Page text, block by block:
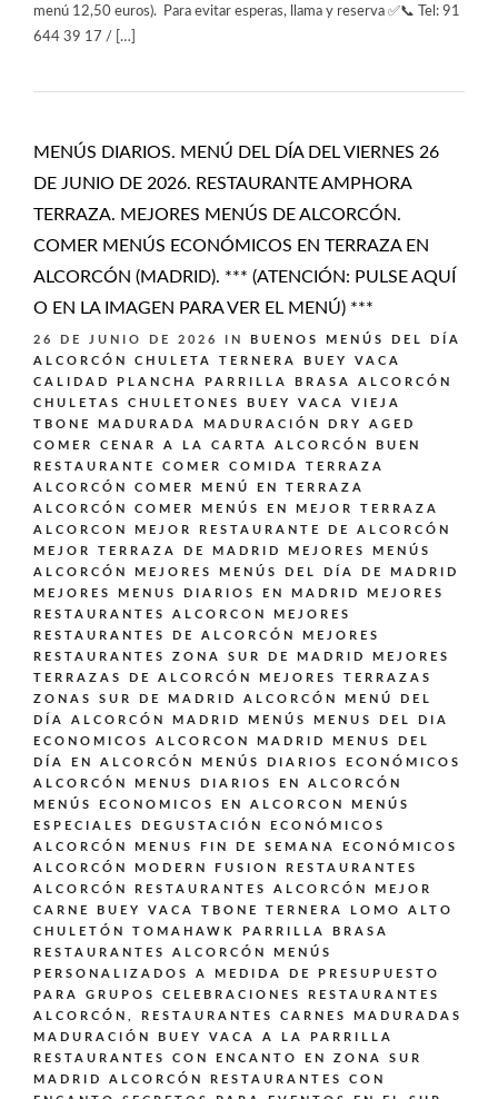
menú 12,50 euros). Para evitar esperas, llama y reserva ✅📞 Tel: 91
644 39 17 / […]
MENÚS DIARIOS. MENÚ DEL DÍA DEL VIERNES 26
DE JUNIO DE 2026. RESTAURANTE AMPHORA
TERRAZA. MEJORES MENÚS DE ALCORCÓN.
COMER MENÚS ECONÓMICOS EN TERRAZA EN
ALCORCÓN (MADRID). *** (ATENCIÓN: PULSE AQUÍ
O EN LA IMAGEN PARA VER EL MENÚ) ***
26 DE JUNIO DE 2026 IN
BUENOS MENÚS DEL DÍA
ALCORCÓN
CHULETA TERNERA BUEY VACA
CALIDAD PLANCHA PARRILLA BRASA ALCORCÓN
CHULETAS CHULETONES BUEY VACA VIEJA
TBONE MADURADA MADURACIÓN DRY AGED
COMER CENAR A LA CARTA ALCORCÓN BUEN
RESTAURANTE
COMER COMIDA TERRAZA
ALCORCÓN
COMER MENÚ EN TERRAZA
ALCORCÓN
COMER MENÚS EN MEJOR TERRAZA
ALCORCON
MEJOR RESTAURANTE DE ALCORCÓN
MEJOR TERRAZA DE MADRID
MEJORES MENÚS
ALCORCÓN
MEJORES MENÚS DEL DÍA DE MADRID
MEJORES MENUS DIARIOS EN MADRID
MEJORES
RESTAURANTES ALCORCON
MEJORES
RESTAURANTES DE ALCORCÓN
MEJORES
RESTAURANTES ZONA SUR DE MADRID
MEJORES
TERRAZAS DE ALCORCÓN
MEJORES TERRAZAS
ZONAS SUR DE MADRID ALCORCÓN
MENÚ DEL
DÍA ALCORCÓN MADRID
MENÚS
MENUS DEL DIA
ECONOMICOS ALCORCON MADRID
MENUS DEL
DÍA EN ALCORCÓN
MENÚS DIARIOS ECONÓMICOS
ALCORCÓN
MENUS DIARIOS EN ALCORCÓN
MENÚS ECONOMICOS EN ALCORCON
MENÚS
ESPECIALES DEGUSTACIÓN ECONÓMICOS
ALCORCÓN
MENUS FIN DE SEMANA ECONÓMICOS
ALCORCÓN
MODERN FUSION
RESTAURANTES
ALCORCÓN
RESTAURANTES ALCORCÓN MEJOR
CARNE BUEY VACA TBONE TERNERA LOMO ALTO
CHULETÓN TOMAHAWK PARRILLA BRASA
RESTAURANTES ALCORCÓN MENÚS
PERSONALIZADOS A MEDIDA DE PRESUPUESTO
PARA GRUPOS CELEBRACIONES
RESTAURANTES
ALCORCÓN,
RESTAURANTES CARNES MADURADAS
MADURACIÓN BUEY VACA A LA PARRILLA
RESTAURANTES CON ENCANTO EN ZONA SUR
MADRID ALCORCÓN
RESTAURANTES CON